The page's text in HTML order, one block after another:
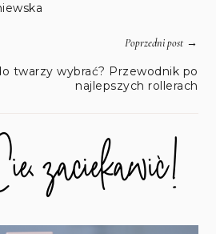
Poprzedni post→
twarzy wybrać? Przewodnik po
najlepszych rollerach